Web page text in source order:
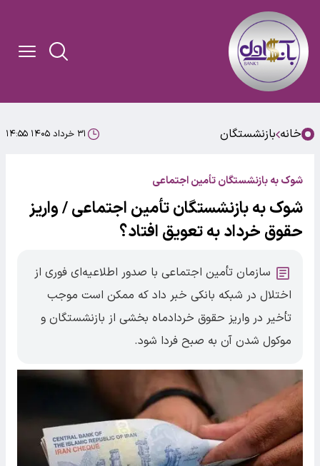
خانه بازنشستگان ۳۱ خرداد ۱۴۰۵ ۱۴:۵۵
شوک به بازنشستگان تأمین اجتماعی
شوک به بازنشستگان تأمین اجتماعی / واریز
حقوق خرداد به تعویق افتاد؟
سازمان تأمین اجتماعی با صدور اطلاعیه‌ای فوری از
اختلال در شبکه بانکی خبر داد که ممکن است موجب
تأخیر در واریز حقوق خردادماه بخشی از بازنشستگان و
موکول شدن آن به صبح فردا شود.